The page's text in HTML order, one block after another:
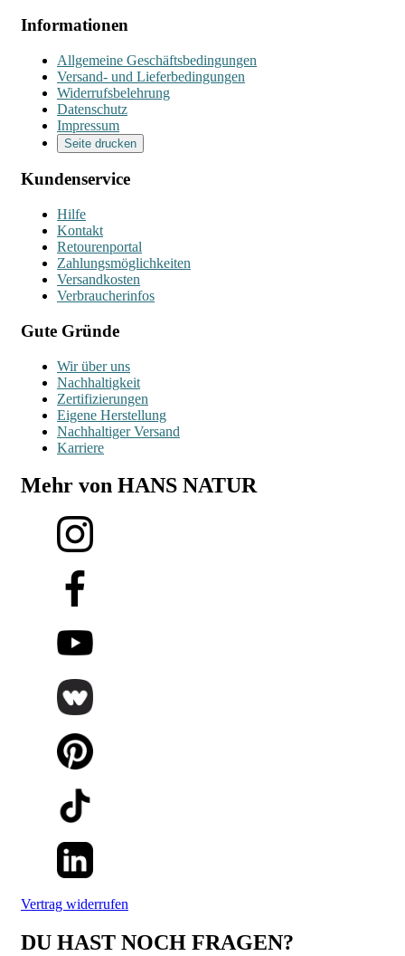
Informationen
Allgemeine Geschäftsbedingungen
Versand- und Lieferbedingungen
Widerrufsbelehrung
Datenschutz
Impressum
Seite drucken
Kundenservice
Hilfe
Kontakt
Retourenportal
Zahlungsmöglichkeiten
Versandkosten
Verbraucherinfos
Gute Gründe
Wir über uns
Nachhaltigkeit
Zertifizierungen
Eigene Herstellung
Nachhaltiger Versand
Karriere
Mehr von HANS NATUR
Vertrag widerrufen
DU HAST NOCH FRAGEN?